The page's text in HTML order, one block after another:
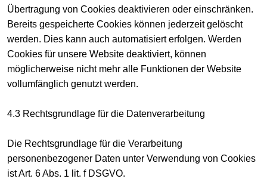
Übertragung von Cookies deaktivieren oder einschränken.
Bereits gespeicherte Cookies können jederzeit gelöscht
werden. Dies kann auch automatisiert erfolgen. Werden
Cookies für unsere Website deaktiviert, können
möglicherweise nicht mehr alle Funktionen der Website
vollumfänglich genutzt werden.
4.3 Rechtsgrundlage für die Datenverarbeitung
Die Rechtsgrundlage für die Verarbeitung
personenbezogener Daten unter Verwendung von Cookies
ist Art. 6 Abs. 1 lit. f DSGVO.